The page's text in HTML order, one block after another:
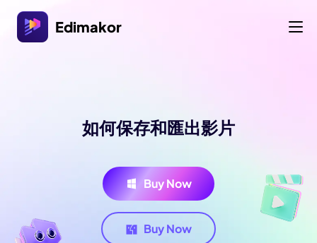
Edimakor
如何保存和匯出影片
Buy Now
Buy Now